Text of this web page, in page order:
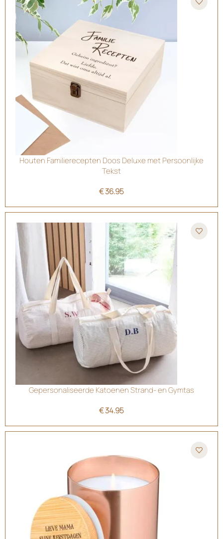
Houten Familierecepten Doos Deluxe met Persoonlijke
Tekst
€36.95
Gepersonaliseerde Katoenen Strand- en Gymtas
€34.95